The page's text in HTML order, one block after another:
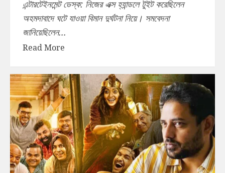
এন্টারটেইনমেন্ট ডেস্ক: নিজের এক্স হ্যান্ডলে টুইট করেছিলেন
অহমদাবাদে ঘটে যাওয়া বিমান দুর্ঘটনা নিয়ে। সমবেদনা
জানিয়েছিলেন...
Read More